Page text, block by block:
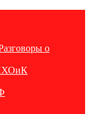
о